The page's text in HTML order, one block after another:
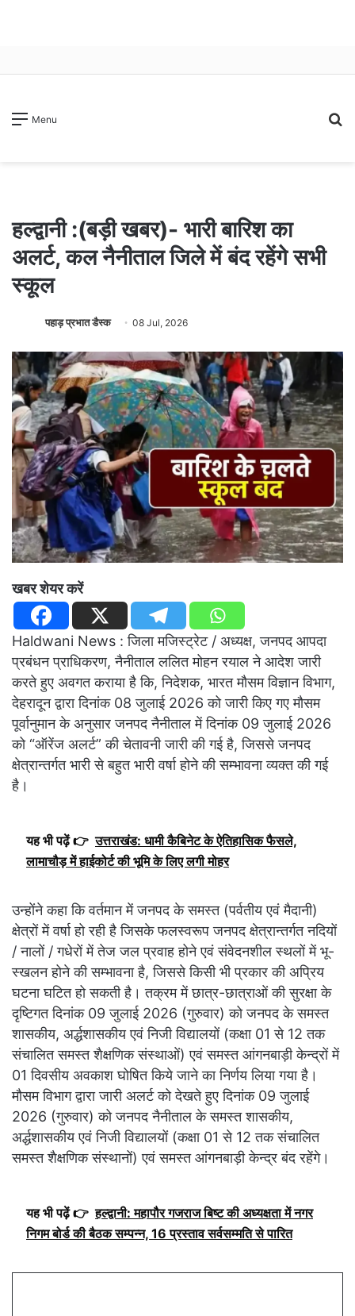
Menu
हल्द्वानी :(बड़ी खबर)- भारी बारिश का
अलर्ट, कल नैनीताल जिले में बंद रहेंगे सभी
स्कूल
पहाड़ प्रभात डैस्क 08 Jul, 2026
खबर शेयर करें
Haldwani News : जिला मजिस्ट्रेट / अध्यक्ष, जनपद आपदा
प्रबंधन प्राधिकरण, नैनीताल ललित मोहन रयाल ने आदेश जारी
करते हुए अवगत कराया है कि, निदेशक, भारत मौसम विज्ञान विभाग,
देहरादून द्वारा दिनांक 08 जुलाई 2026 को जारी किए गए मौसम
पूर्वानुमान के अनुसार जनपद नैनीताल में दिनांक 09 जुलाई 2026
को “ऑरेंज अलर्ट” की चेतावनी जारी की गई है, जिससे जनपद
क्षेत्रान्तर्गत भारी से बहुत भारी वर्षा होने की सम्भावना व्यक्त की गई
है।
यह भी पढ़ें 👉 उत्तराखंड: धामी कैबिनेट के ऐतिहासिक फैसले,
लामाचौड़ में हाईकोर्ट की भूमि के लिए लगी मोहर
उन्होंने कहा कि वर्तमान में जनपद के समस्त (पर्वतीय एवं मैदानी)
क्षेत्रों में वर्षा हो रही है जिसके फलस्वरूप जनपद क्षेत्रान्तर्गत नदियों
/ नालों / गधेरों में तेज जल प्रवाह होने एवं संवेदनशील स्थलों में भू-
स्खलन होने की सम्भावना है, जिससे किसी भी प्रकार की अप्रिय
घटना घटित हो सकती है। तक्रम में छात्र-छात्राओं की सुरक्षा के
दृष्टिगत दिनांक 09 जुलाई 2026 (गुरुवार) को जनपद के समस्त
शासकीय, अर्द्धशासकीय एवं निजी विद्यालयों (कक्षा 01 से 12 तक
संचालित समस्त शैक्षणिक संस्थाओं) एवं समस्त आंगनबाड़ी केन्द्रों में
01 दिवसीय अवकाश घोषित किये जाने का निर्णय लिया गया है।
मौसम विभाग द्वारा जारी अलर्ट को देखते हुए दिनांक 09 जुलाई
2026 (गुरुवार) को जनपद नैनीताल के समस्त शासकीय,
अर्द्धशासकीय एवं निजी विद्यालयों (कक्षा 01 से 12 तक संचालित
समस्त शैक्षणिक संस्थानों) एवं समस्त आंगनबाड़ी केन्द्र बंद रहेंगे।
यह भी पढ़ें 👉 हल्द्वानी: महापौर गजराज बिष्ट की अध्यक्षता में नगर
निगम बोर्ड की बैठक सम्पन्न, 16 प्रस्ताव सर्वसम्मति से पारित